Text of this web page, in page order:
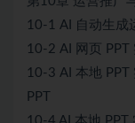
10-1 AI 自动生成
10-2 AI 网页
10-3 AI 本地
PPT